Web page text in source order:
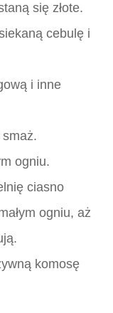
się złote.
cebulę i
i inne
ogniu.
ciasno
ogniu, aż
komosę